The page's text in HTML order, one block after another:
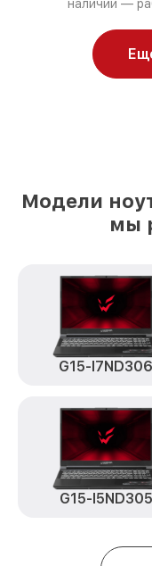
наличии —
Модели
мы
G15-I7ND306
G15-I5ND305